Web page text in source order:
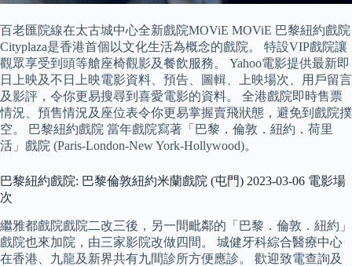
百老匯院線在太古城中心全新戲院MOViE MOViE 巴黎紐約戲院
Cityplaza是香港首個以文化生活為概念的戲院。 特設VIP戲院讓
觀眾享受到頭等艙座椅觀影及餐飲服務。 Yahoo電影提供最新即
日上映及不日上映電影資料、預告、圖輯、上映場次、用戶留言
及影評，令你更易搜尋到喜愛電影的資料。 全港戲院即時售票
情況、預售情況及座位表令你更易掌握賣飛狀態，避免到戲院撲
空。 巴黎紐約戲院 當年戲院寫著「巴黎．倫敦．紐約．荷里
活」戲院 (Paris-London-New York-Hollywood)。
巴黎紐約戲院: 巴黎倫敦紐約米蘭戲院 (屯門) 2023-03-06 電影場
次
繼雅都戲院戲院二改三後，另一間毗鄰的「巴黎．倫敦．紐約」
戲院也來加院，由三家影院改做四間。 城健牙科綜合醫療中心
在香港、九龍及新界共有九間診所方便應診。 歡迎致電查詢及